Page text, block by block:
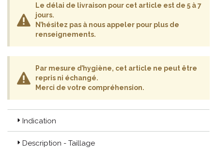
Liposuccion.
Masques.
Le délai de livraison pour cet article est de 5 à 7
jours.
N’hésitez pas à nous appeler pour plus de
renseignements.
Par mesure d’hygiène, cet article ne peut être
repris ni échangé.
Merci de votre compréhension.
Indication
Description - Taillage